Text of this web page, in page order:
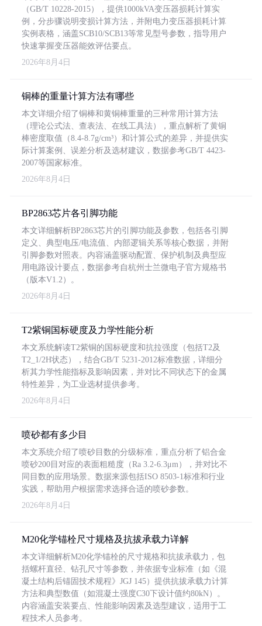
（GB/T 10228-2015），提供1000kVA变压器损耗计算实
例，分步骤说明变损计算方法，并附电力变压器损耗计算
实例表格，涵盖SCB10/SCB13等常见型号参数，指导用户
快速掌握变压器能效评估要点。
2026年8月4日
铜棒的重量计算方法有哪些
本文详细介绍了铜棒和黄铜棒重量的三种常用计算方法
（理论公式法、查表法、在线工具法），重点解析了黄铜
棒密度取值（8.4-8.7g/cm³）和计算公式的差异，并提供实
际计算案例、误差分析及选材建议，数据参考GB/T 4423-
2007等国家标准。
2026年8月4日
BP2863芯片各引脚功能
本文详细解析BP2863芯片的引脚功能及参数，包括各引脚
定义、典型电压/电流值、内部逻辑关系等核心数据，并附
引脚参数对照表。内容涵盖驱动配置、保护机制及典型应
用电路设计要点，数据参考自杭州士兰微电子官方规格书
（版本V1.2）。
2026年8月4日
T2紫铜国标硬度及力学性能分析
本文系统解读T2紫铜的国标硬度和抗拉强度（包括T2及
T2_1/2H状态），结合GB/T 5231-2012标准数据，详细分
析其力学性能指标及影响因素，并对比不同状态下的金属
特性差异，为工业选材提供参考。
2026年8月4日
喷砂都有多少目
本文系统介绍了喷砂目数的分级标准，重点分析了铝合金
喷砂200目对应的表面粗糙度（Ra 3.2-6.3μm），并对比不
同目数的应用场景。数据来源包括ISO 8503-1标准和行业
实践，帮助用户根据需求选择合适的喷砂参数。
2026年8月4日
M20化学锚栓尺寸规格及抗拔承载力详解
本文详细解析M20化学锚栓的尺寸规格和抗拔承载力，包
括螺杆直径、钻孔尺寸等参数，并依据专业标准（如《混
凝土结构后锚固技术规程》JGJ 145）提供抗拔承载力计算
方法和典型数值（如混凝土强度C30下设计值约80kN）。
内容涵盖安装要点、性能影响因素及选型建议，适用于工
程技术人员参考。